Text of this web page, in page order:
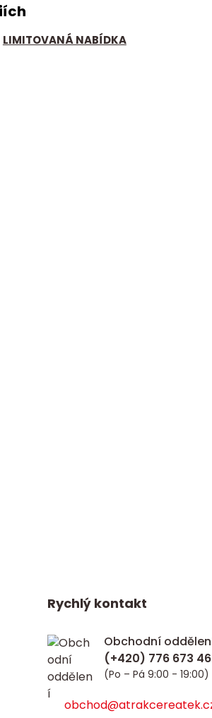
LIMITOVANÁ NABÍDKA
Rychlý kontakt
Obchodní
(Po – Pá 9:00 - 19:00)